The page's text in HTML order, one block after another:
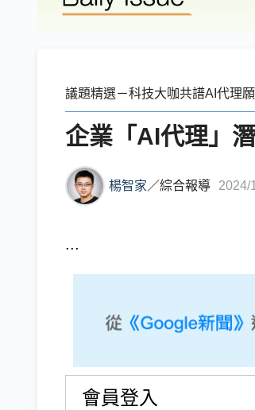
議題精選－科技大咖共譜AI代理
企業「AI代理」
楊智家 ／綜合報導 2024/
...
會員登入